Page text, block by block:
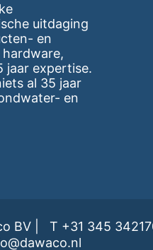
uitdaging
en
jaar expertise.
al 35 jaar
en
BV | T +31 345